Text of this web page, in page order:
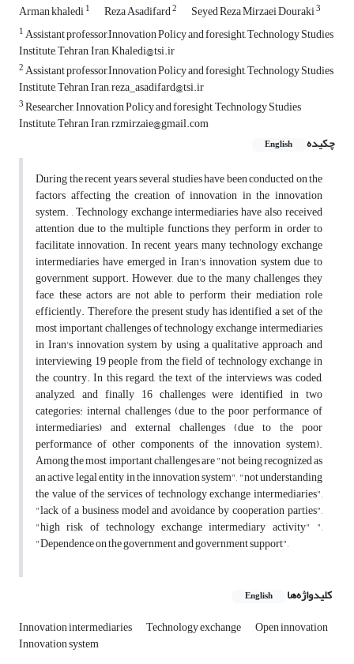
Arman khaledi1 Reza Asadifard2 Seyed Reza Mirzaei Douraki3
1Assistant professor,Innovation Policy and foresight, Technology Studies
Institute, Tehran, Iran, Khaledi@tsi.ir
2Assistant professor,Innovation Policy and foresight, Technology Studies
Institute, Tehran, Iran, reza_asadifard@tsi.ir
3Researcher, Innovation Policy and foresight, Technology Studies
Institute, Tehran, Iran, rzmirzaie@gmail.com
چکیده
English
During the recent years, several studies have been conducted on the
factors affecting the creation of innovation in the innovation
system. , Technology exchange intermediaries have also received
attention due to the multiple functions they perform in order to
facilitate innovation. In recent years, many technology exchange
intermediaries have emerged in Iran's innovation system due to
government support. However, due to the many challenges they
face, these actors are not able to perform their mediation role
efficiently. Therefore, the present study has identified a set of the
most important challenges of technology exchange intermediaries
in Iran's innovation system by using a qualitative approach and
interviewing 19 people from the field of technology exchange in
the country. In this regard, the text of the interviews was coded,
analyzed, and finally 16 challenges were identified in two
categories: internal challenges (due to the poor performance of
intermediaries) and external challenges (due to the poor
performance of other components of the innovation system).
Among the most important challenges are "not being recognized as
an active legal entity in the innovation system", "not understanding
the value of the services of technology exchange intermediaries",
"lack of a business model and avoidance by cooperation parties",
"high risk of technology exchange intermediary activity" ",
"Dependence on the government and government support",
کلیدواژه‌ها English
Innovation intermediaries Technology exchange Open innovation
Innovation system